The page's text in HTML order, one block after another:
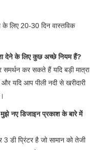
के लिए 20-30 दिन वास्तविक
देने के लिए कुछ अच्छे नियम हैं?
कर सकते हैं यदि बड़ी मात्रा
यदि आप पीली नदी से खरीदारी
नए डिजाइन प्रकाश के बारे में
डी प्रिंटर है जो सामान को तेजी